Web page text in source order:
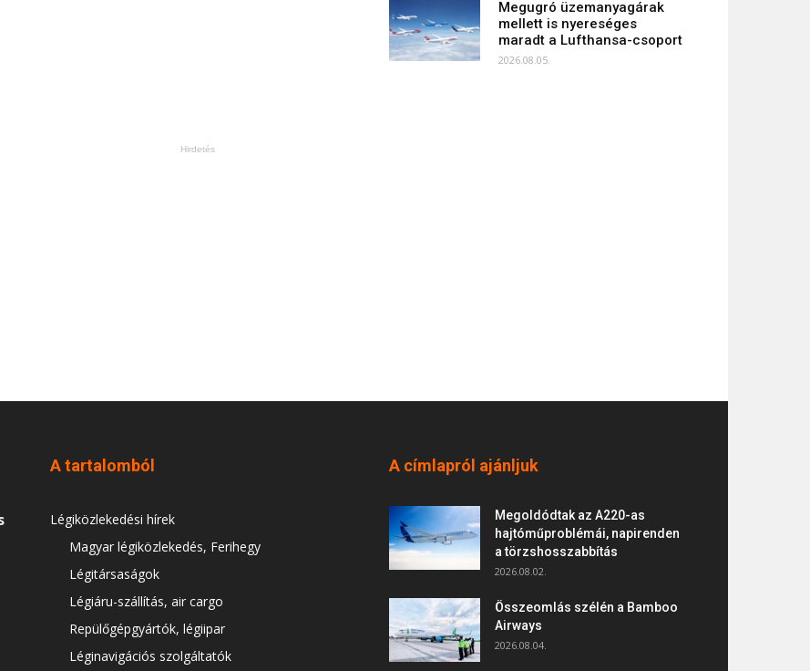
Megugró üzemanyagárak
mellett is nyereséges
maradt a Lufthansa-csoport
2026.08.05.
Hirdetés
A tartalomból
Légiközlekedési hírek
Magyar légiközlekedés, Ferihegy
Légitársaságok
Légiáru-szállítás, air cargo
Repülőgépgyártók, légiipar
Léginavigációs szolgáltatók
A címlapról ajánljuk
Megoldódtak az A220-as
hajtóműproblémái, napirenden
a törzshosszabbítás
2026.08.02.
Összeomlás szélén a Bamboo
Airways
2026.08.04.